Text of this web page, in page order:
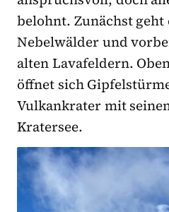
belohnt. Zunächst geht
Nebelwälder und
alten Lavafeldern.
öffnet sich
Vulkankrater mit
Kratersee.